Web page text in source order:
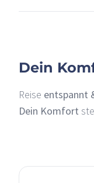
Dein
Reise entspannt
Dein Komfort